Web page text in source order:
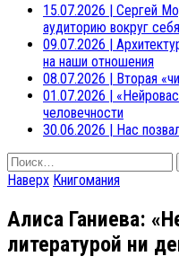
15.07.2026 | Сергей
аудиторию вокруг
09.07.2026 |
на наши отношения
08.07.2026 | Вторая
01.07.2026 |
человечности
30.06.2026 | Нас
Найти:
Наверх Книгомания
Алиса Ганиева:
литературой ни